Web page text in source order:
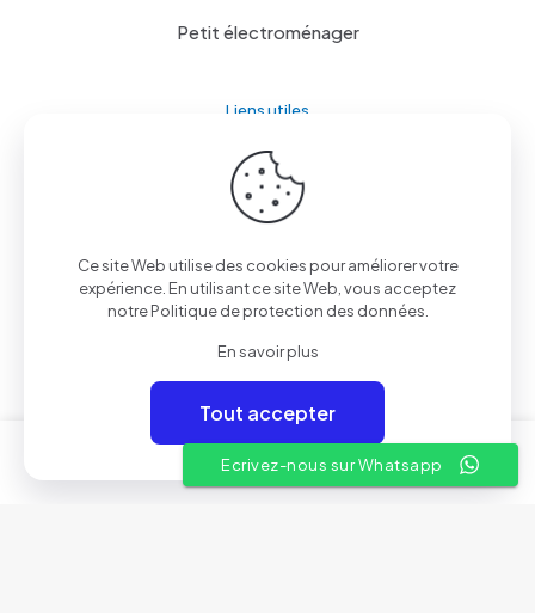
Petit électroménager
Liens utiles
A propos
Conditions Générales de Vente
Nos showrooms
Contactez-nous
Rivil
Ce site Web utilise des cookies pour améliorer votre
expérience. En utilisant ce site Web, vous acceptez
notrePolitique de protection des données
En savoir plus
Tout accepter
Ecrivez-nous sur Whatsapp